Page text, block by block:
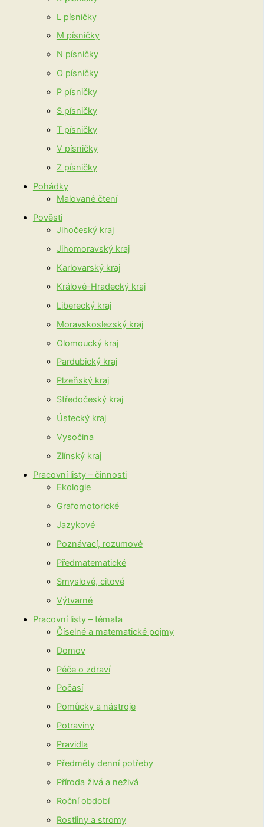
L písničky
M písničky
N písničky
O písničky
P písničky
S písničky
T písničky
V písničky
Z písničky
Pohádky
Malované čtení
Pověsti
Jihočeský kraj
Jihomoravský kraj
Karlovarský kraj
Králové-Hradecký kraj
Liberecký kraj
Moravskoslezský kraj
Olomoucký kraj
Pardubický kraj
Plzeňský kraj
Středočeský kraj
Ústecký kraj
Vysočina
Zlínský kraj
Pracovní listy – činnosti
Ekologie
Grafomotorické
Jazykové
Poznávací, rozumové
Předmatematické
Smyslové, citové
Výtvarné
Pracovní listy – témata
Číselné a matematické pojmy
Domov
Péče o zdraví
Počasí
Pomůcky a nástroje
Potraviny
Pravidla
Předměty denní potřeby
Příroda živá a neživá
Roční období
Rostliny a stromy